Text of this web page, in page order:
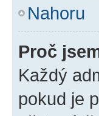
Nahoru
Proč
Každý
pokud je